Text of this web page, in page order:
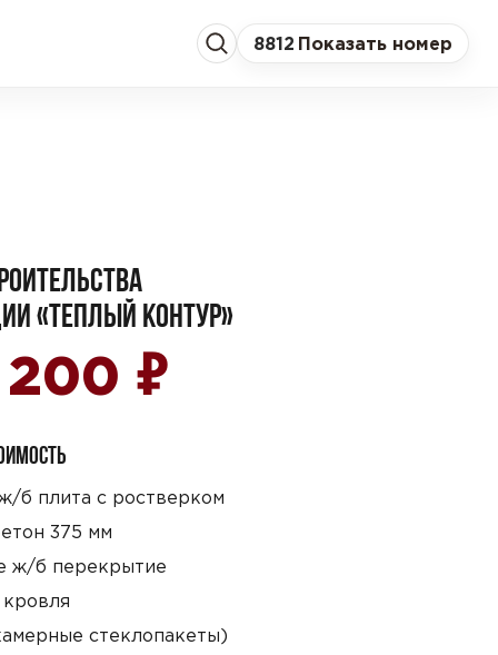
8812 Показать номер
«ТЕПЛЫЙ КОНТУР»
200 ₽
б плита с ростверком
375 мм
ж/б перекрытие
стеклопакеты)